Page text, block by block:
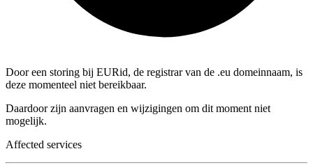
Door een storing bij EURid, de registrar van de .eu domeinnaam, is
deze momenteel niet bereikbaar.
Daardoor zijn aanvragen en wijzigingen om dit moment niet
mogelijk.
Affected services